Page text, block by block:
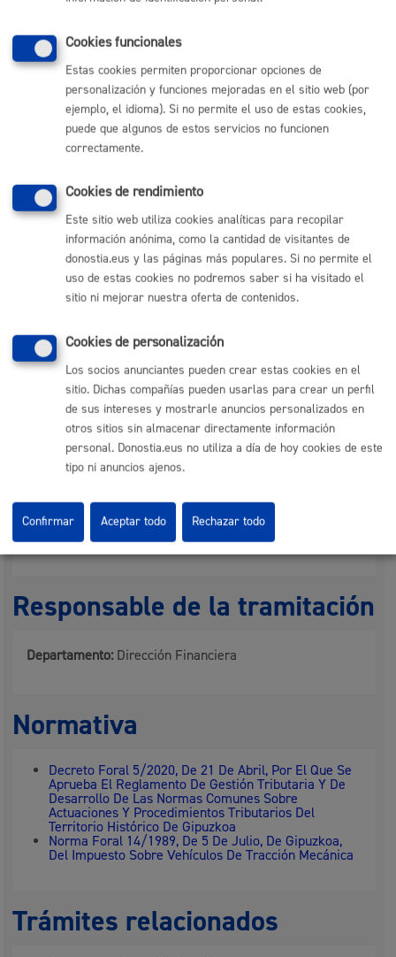
Cantidad a abonar
Impuesto sobre Vehículos (IV)
**Anexo a regir desde el 1 de enero de 2026
El disfrute de las exenciones requerirá el reconocimiento
período impositivo de su solicitud (art. 9.3 y 10.1 de la
Ordenanza Fiscal)
Plazo de resolución y sentido
del silencio
Plazo estimado:1 mes Plazo legal:
Sentido del silencio:Negativo
Pasos del procedimiento
Comprobación de cumplimiento de requisitos
Resolución estimatoria o desestimatoria
Notificación a las personas interesadas
Registro en la Base de Datos
Responsable de la tramitación
Departamento: Dirección Financiera
Normativa
Decreto Foral 5/2020, De 21 De Abril, Por El Que Se
Aprueba El Reglamento De Gestión Tributaria Y De
Desarrollo De Las Normas Comunes Sobre
Actuaciones Y Procedimientos Tributarios Del
Territorio Histórico De Gipuzkoa
Norma Foral 14/1989, De 5 De Julio, De Gipuzkoa,
Del Impuesto Sobre Vehículos De Tracción Mecánica
Trámites relacionados
Cookies funcionales
Estas cookies permiten proporcionar opciones de
personalización y funciones mejoradas en el sitio web (por
ejemplo, el idioma). Si no permite el uso de estas cookies,
puede que algunos de estos servicios no funcionen
correctamente.
Cookies de rendimiento
Este sitio web utiliza cookies analíticas para recopilar
información anónima, como la cantidad de visitantes de
donostia.eus y las páginas más populares. Si no permite el
uso de estas cookies no podremos saber si ha visitado el
sitio ni mejorar nuestra oferta de contenidos.
Cookies de personalización
Los socios anunciantes pueden crear estas cookies en el
sitio. Dichas compañías pueden usarlas para crear un perfil
de sus intereses y mostrarle anuncios personalizados en
otros sitios sin almacenar directamente información
personal. Donostia.eus no utiliza a día de hoy cookies de este
tipo ni anuncios ajenos.
Rechazar todo
Confirmar Aceptar todo